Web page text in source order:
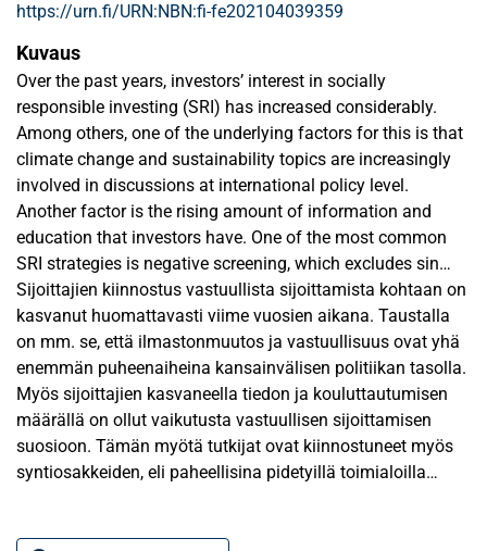
https://urn.fi/URN:NBN:fi-fe202104039359
Kuvaus
Over the past years, investors’ interest in socially
responsible investing (SRI) has increased considerably.
Among others, one of the underlying factors for this is that
climate change and sustainability topics are increasingly
involved in discussions at international policy level.
Another factor is the rising amount of information and
education that investors have. One of the most common
SRI strategies is negative screening, which excludes sin
stocks from investment portfolios. However, multiple
previous studies provide evidence that sin stocks
outperform the market, which has sparked debate over
whether sin investing is more profitable than SRI. Moreover,
the European Union’s classification system for sustainable
activities, the EU taxonomy, was published in 2020, which
has sparked discussion about its impact on investors’
profits.
Sijoittajien kiinnostus vastuullista sijoittamista kohtaan on
kasvanut huomattavasti viime vuosien aikana. Taustalla
on mm. se, että ilmastonmuutos ja vastuullisuus ovat yhä
enemmän puheenaiheina kansainvälisen politiikan tasolla.
Myös sijoittajien kasvaneella tiedon ja kouluttautumisen
määrällä on ollut vaikutusta vastuullisen sijoittamisen
suosioon. Tämän myötä tutkijat ovat kiinnostuneet myös
syntiosakkeiden, eli paheellisina pidetyillä toimialoilla